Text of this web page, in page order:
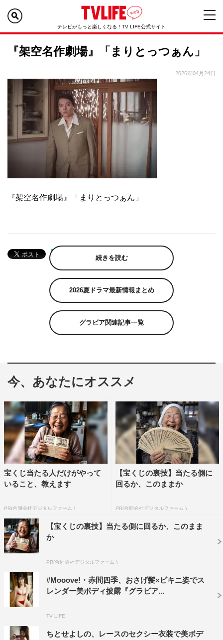
テレビがもっと楽しくなる！TV LIFE公式サイト
『架空名作劇場』「まりとっつぁん」
2026年04月24日
『架空名作劇場』「まりとっつぁん」
続きを読む
2026夏ドラマ最新情報まとめ
グラビア関連記事一覧
今、あなたにオススメ
宝くじ当たる人だけがやって
いること、教えます
PR(合同会社デジタルファーム )
【宝くじの裏技】当たる側に
回るか、このままか
PR(合同会社デジタルファーム )
【宝くじの裏技】当たる側に回るか、このまま
か
PR(合同会社デジタルファーム )
#Mooove!・赤間四季、おさげ髪×ビキニ姿でス
レンダー美ボディ披露『グラビア...
TV LIFE
ちとせよしの、レースのセクシー衣装で美ボデ